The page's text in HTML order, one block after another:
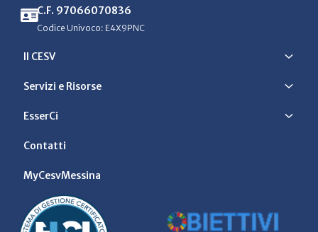
C.F. 97066070836
Codice Univoco: E4X9PNC
Il CESV
Servizi e Risorse
EsserCi
Contatti
MyCesvMessina